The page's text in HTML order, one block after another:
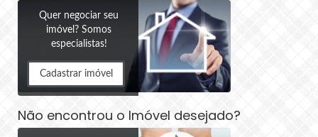
Quer negociar seu
imóvel? Somos
especialistas!
Cadastrar imóvel
Não encontrou o Imóvel desejado?